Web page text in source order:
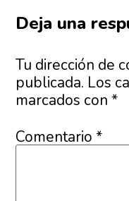
Deja una
Tu dirección de
publicada. Los
marcados con*
Comentario*